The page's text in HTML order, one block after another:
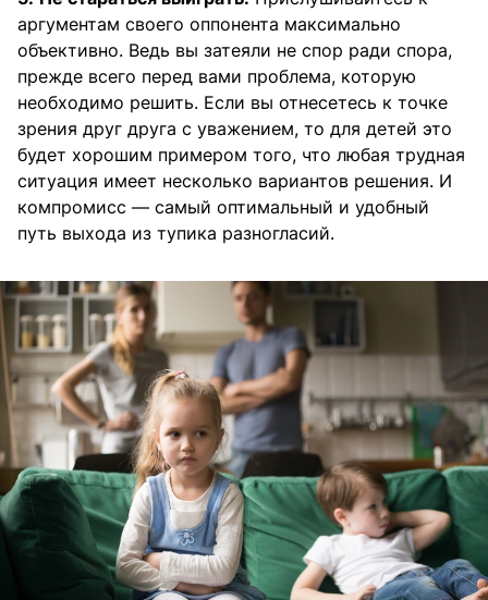
аргументам своего оппонента максимально
объективно. Ведь вы затеяли не спор ради спора,
прежде всего перед вами проблема, которую
необходимо решить. Если вы отнесетесь к точке
зрения друг друга с уважением, то для детей это
будет хорошим примером того, что любая трудная
ситуация имеет несколько вариантов решения. И
компромисс — самый оптимальный и удобный
путь выхода из тупика разногласий.